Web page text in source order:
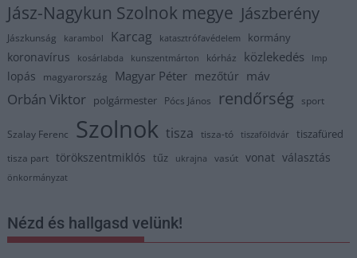
Jász-Nagykun Szolnok megye Jászberény
Jászkunság karambol Karcag katasztrófavédelem kormány
koronavírus kosárlabda kunszentmárton kórház közlekedés lmp
lopás magyarország Magyar Péter mezőtúr máv
Orbán Viktor polgármester Pócs János rendőrség sport
Szalay Ferenc Szolnok tisza tisza-tó tiszaföldvár tiszafüred
tisza part törökszentmiklós tűz ukrajna vasút vonat választás
önkormányzat
Nézd és hallgasd velünk!